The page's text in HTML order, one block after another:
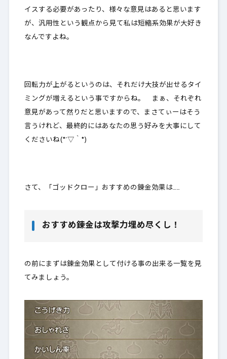
イスする必要があったり、様々な意見はあると思います
が、 汎用性という観点から見て 私は短縮系効果が大好き
なんですよね。
回転力が上がるというのは、それだけ大技が出せるタイ
ミングが増えるという事ですからね。 まぁ、それぞれ
意見があって然りだと思いますので、まさてぃーはそう
言うけれど、最終的にはあなたの思う好みを大事にして
くださいね(*´▽｀*)
さて、「ゴッドクロー」おすすめの錬金効果は……
おすすめ錬金は攻撃力埋め尽くし！
の前にまずは錬金効果として付ける事の出来る一覧を見
てみましょう。